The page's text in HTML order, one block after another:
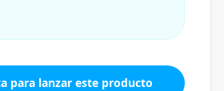
para lanzar este producto